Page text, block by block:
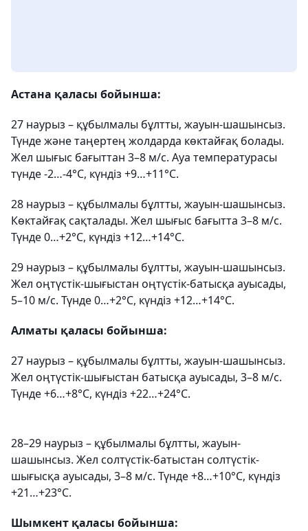
Астана қаласы бойынша:
27 наурыз – құбылмалы бұлтты, жауын-шашынсыз.
Түнде және таңертең жолдарда көктайғақ болады.
Жел шығыс бағыттан 3–8 м/с. Ауа температурасы
түнде -2…-4°С, күндіз +9…+11°С.
28 наурыз – құбылмалы бұлтты, жауын-шашынсыз.
Көктайғақ сақталады. Жел шығыс бағытта 3–8 м/с.
Түнде 0…+2°С, күндіз +12…+14°С.
29 наурыз – құбылмалы бұлтты, жауын-шашынсыз.
Жел оңтүстік-шығыстан оңтүстік-батысқа ауысады,
5–10 м/с. Түнде 0…+2°С, күндіз +12…+14°С.
Алматы қаласы бойынша:
27 наурыз – құбылмалы бұлтты, жауын-шашынсыз.
Жел оңтүстік-шығыстан батысқа ауысады, 3–8 м/с.
Түнде +6…+8°С, күндіз +22…+24°С.
28–29 наурыз – құбылмалы бұлтты, жауын-
шашынсыз. Жел солтүстік-батыстан солтүстік-
шығысқа ауысады, 3–8 м/с. Түнде +8…+10°С, күндіз
+21…+23°С.
Шымкент қаласы бойынша: